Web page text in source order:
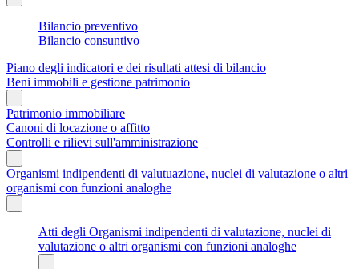
Bilancio preventivo
Bilancio consuntivo
Piano degli indicatori e dei risultati attesi di bilancio
Beni immobili e gestione patrimonio
Patrimonio immobiliare
Canoni di locazione o affitto
Controlli e rilievi sull'amministrazione
Organismi indipendenti di valutuazione, nuclei di valutazione o altri
organismi con funzioni analoghe
Atti degli Organismi indipendenti di valutazione, nuclei di
valutazione o altri organismi con funzioni analoghe